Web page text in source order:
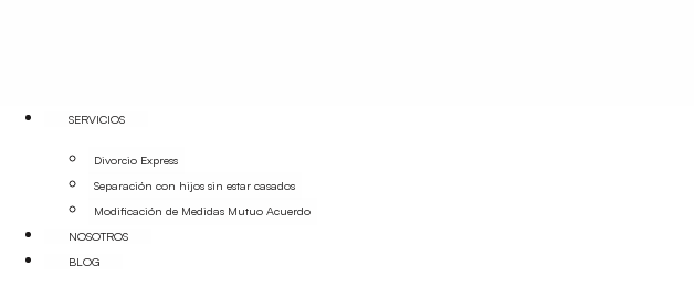
SERVICIOS
Divorcio Express
Separación con hijos sin estar casados
Modificación de Medidas Mutuo Acuerdo
NOSOTROS
BLOG